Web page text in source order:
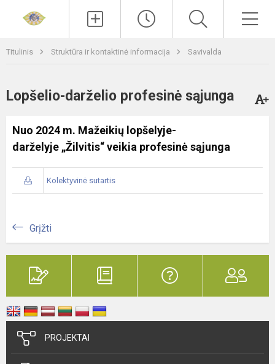
Titulinis Struktūra ir kontaktinė informacija Savivalda
Lopšelio-darželio profesinė sąjunga
Nuo 2024 m. Mažeikių lopšelyje-
darželyje „Žilvitis“ veikia profesinė sąjunga
Kolektyvinė sutartis
Grįžti
PROJEKTAI